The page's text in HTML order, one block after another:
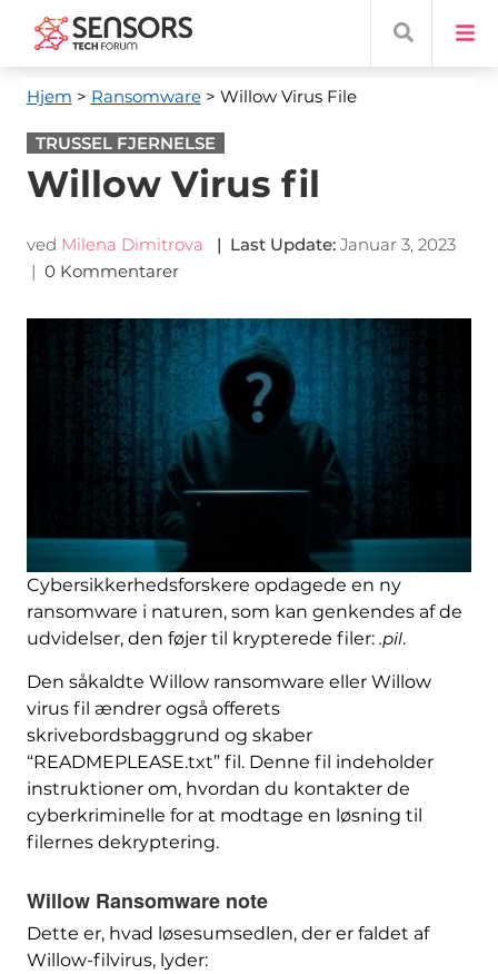
Hjem > Ransomware> Willow Virus File
TRUSSEL FJERNELSE
Willow Virus fil
ved Milena Dimitrova | Last Update: Januar 3, 2023
| 0 Kommentarer
Cybersikkerhedsforskere opdagede en ny
ransomware i naturen, som kan genkendes af de
udvidelser, den føjer til krypterede filer: .pil.
Den såkaldte Willow ransomware eller Willow
virus fil ændrer også offerets
skrivebordsbaggrund og skaber
“READMEPLEASE.txt” fil. Denne fil indeholder
instruktioner om, hvordan du kontakter de
cyberkriminelle for at modtage en løsning til
filernes dekryptering.
Willow Ransomware note
Dette er, hvad løsesumsedlen, der er faldet af
Willow-filvirus, lyder: